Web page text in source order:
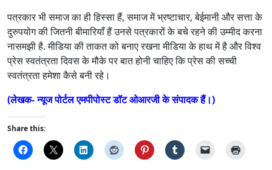
पत्रकार भी समाज का ही हिस्सा हैं, समाज में भ्रष्टाचार, बेईमानी और सत्ता के
दुरुपयोग की जितनी बीमारियाँ हैं उनसे पत्रकारों के बचे रहने की उम्मीद करना
नासमझी है. मीडिया की ताकत को बनाए रखना मीडिया के हाथ में है और विश्व
प्रेस स्वतंत्रता दिवस के मौके पर बात होनी चाहिए कि प्रेस की सच्ची
स्वतंत्रता हमेशा कैसे बनी रहे।
(लेखक- न्यूज पोर्टल एमपीपोस्ट डॉट ओआरजी के संपादक हैं।)
Share this: